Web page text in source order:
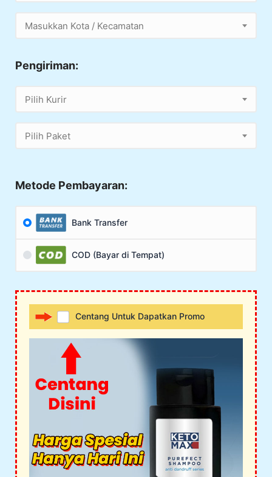
Masukkan Kota / Kecamatan
Pengiriman:
Pilih Kurir
Pilih Paket
Metode Pembayaran:
Bank Transfer
COD (Bayar di Tempat)
Centang Untuk Dapatkan Promo